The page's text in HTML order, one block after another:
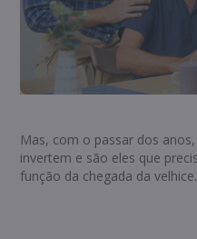
Mas, com o passar dos
invertem e são eles que
função da chegada da velhice.